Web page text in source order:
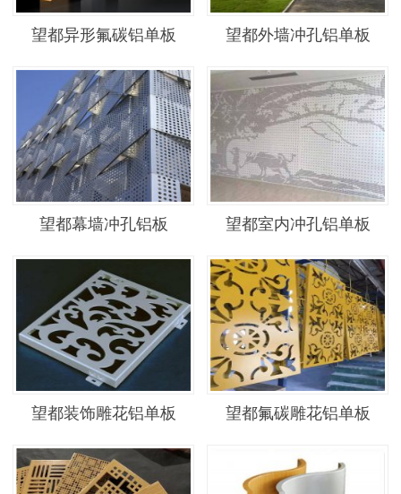
望都异形氟碳铝单板 望都外墙冲孔铝单板
望都幕墙冲孔铝板 望都室内冲孔铝单板
望都装饰雕花铝单板 望都氟碳雕花铝单板